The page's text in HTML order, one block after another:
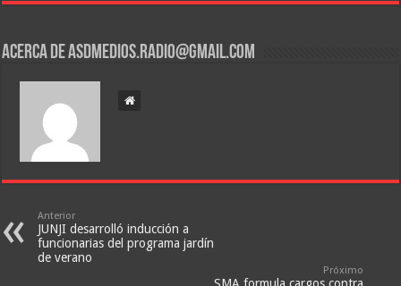
Acerca de asdmedios.radio@gmail.com
Anterior
JUNJI desarrolló inducción a
funcionarias del programa jardín
de verano
Próximo